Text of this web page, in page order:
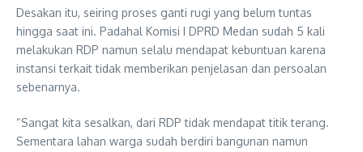
Desakan itu, seiring proses ganti rugi yang belum tuntas
hingga saat ini. Padahal Komisi I DPRD Medan sudah 5 kali
melakukan RDP namun selalu mendapat kebuntuan karena
instansi terkait tidak memberikan penjelasan dan persoalan
sebenarnya.
“Sangat kita sesalkan, dari RDP tidak mendapat titik terang.
Sementara lahan warga sudah berdiri bangunan namun